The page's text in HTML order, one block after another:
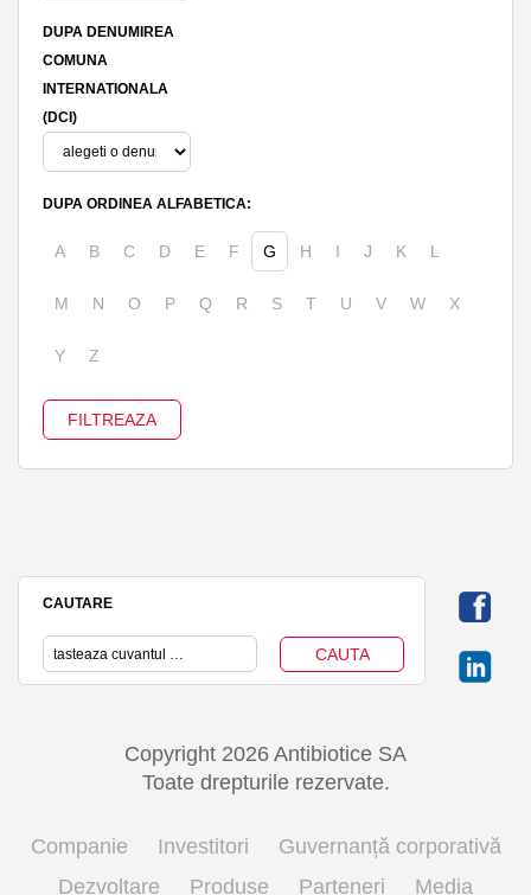
DUPA DENUMIREA
COMUNA
INTERNATIONALA
(DCI)
DUPA ORDINEA ALFABETICA:
A B C D E F G H I J K L
M N O P Q R S T U V W X
Y Z
CAUTARE
Copyright 2026 Antibiotice SA
Toate drepturile rezervate.
Companie Investitori
Guvernanță corporativă
Dezvoltare
Produse Parteneri Media